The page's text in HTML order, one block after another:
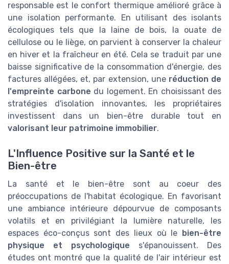
responsable est le confort thermique amélioré grâce à
une isolation performante. En utilisant des isolants
écologiques tels que la laine de bois, la ouate de
cellulose ou le liège, on parvient à conserver la chaleur
en hiver et la fraîcheur en été. Cela se traduit par une
baisse significative de la consommation d'énergie, des
factures allégées, et, par extension, une réduction de
l'empreinte carbone du logement. En choisissant des
stratégies d'isolation innovantes, les propriétaires
investissent dans un bien-être durable tout en
valorisant leur patrimoine immobilier.
L'Influence Positive sur la Santé et le
Bien-être
La santé et le bien-être sont au coeur des
préoccupations de l'habitat écologique. En favorisant
une ambiance intérieure dépourvue de composants
volatils et en privilégiant la lumière naturelle, les
espaces éco-conçus sont des lieux où le bien-être
physique et psychologique s'épanouissent. Des
études ont montré que la qualité de l'air intérieur est